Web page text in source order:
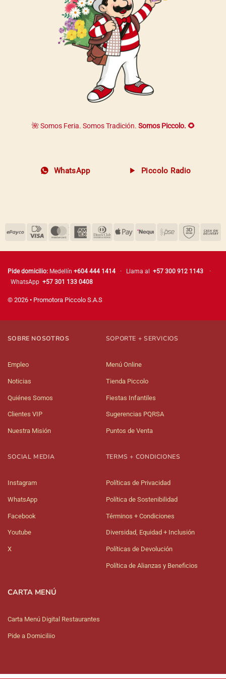
🌺 Somos Feria. Somos Tradición. Somos Piccolo. 🌻
WhatsApp Piccolo Radio
Pide domicilio: Medellín +604 444 1414 · Llama al +57 300 912 1143
·
WhatsApp +57 301 133 0408
© 2026 • Promotora Piccolo S.A.S
SOBRE NOSOTROS
Empleo
Noticias
Quiénes Somos
Clientes VIP
Nuestra Misión
SOPORTE + SERVICIOS
Menú Online
Tienda Piccolo
Fiestas Infantiles
Sugerencias PQRSA
Puntos de Venta
SOCIAL MEDIA
Instagram
WhatsApp
Facebook
Youtube
X
TERMS + CONDICIONES
Políticas de Privacidad
Política de Sostenibilidad
Términos + Condiciones
Diversidad, Equidad + Inclusión
Políticas de Devolución
Política de Alianzas y Beneficios
CARTA MENÚ
Carta Menú Digital Restaurantes
Pide a Domiciliio